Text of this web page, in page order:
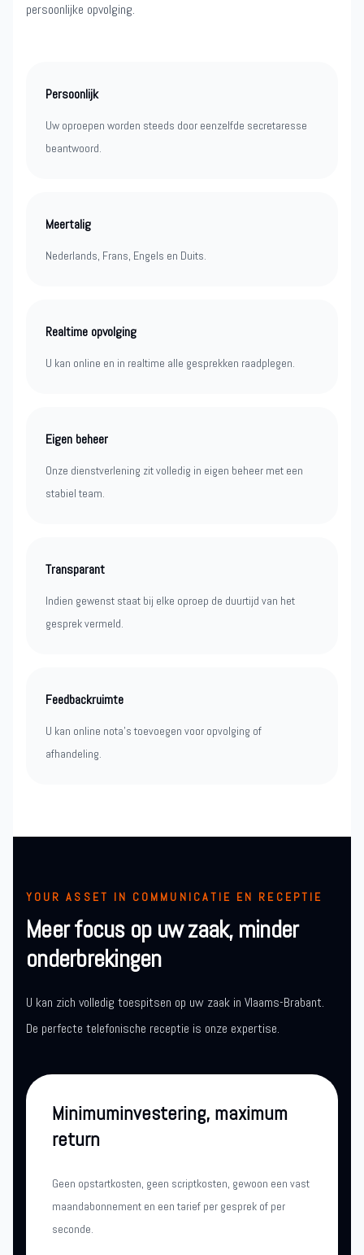
persoonlijke opvolging.
Persoonlijk
Uw oproepen worden steeds door eenzelfde secretaresse
beantwoord.
Meertalig
Nederlands, Frans, Engels en Duits.
Realtime opvolging
U kan online en in realtime alle gesprekken raadplegen.
Eigen beheer
Onze dienstverlening zit volledig in eigen beheer met een
stabiel team.
Transparant
Indien gewenst staat bij elke oproep de duurtijd van het
gesprek vermeld.
Feedbackruimte
U kan online nota’s toevoegen voor opvolging of
afhandeling.
YOUR ASSET IN COMMUNICATIE EN RECEPTIE
Meer focus op uw zaak, minder
onderbrekingen
U kan zich volledig toespitsen op uw zaak in Vlaams-Brabant.
De perfecte telefonische receptie is onze expertise.
Minimuminvestering, maximum
return
Geen opstartkosten, geen scriptkosten, gewoon een vast
maandabonnement en een tarief per gesprek of per
seconde.